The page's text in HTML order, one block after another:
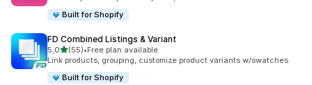
Built for Shopify
FD Combined Listings & Variant
5,0na 5 gwiazdek
(55)
Łączna liczba recenzji: 55
•Free plan available
Link products, grouping, customize product variants w/swatches
Built for Shopify